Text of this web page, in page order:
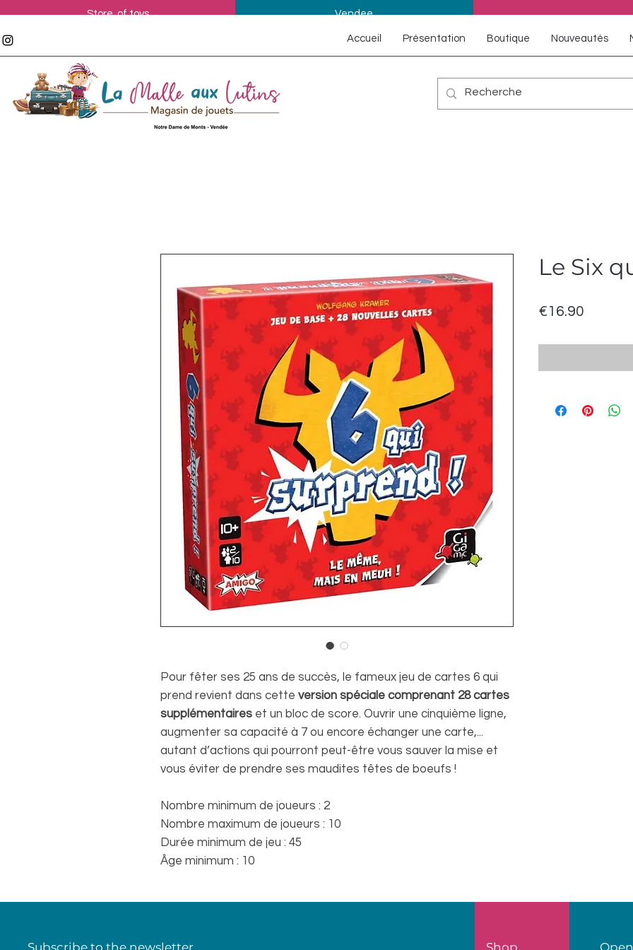
Store of toys Vendee
Accueil Présentation Boutique Nouveautés
Pour fêter ses 25 ans de succès, le fameux jeu de cartes 6 qui
prend revient dans cette version spéciale comprenant 28 cartes
supplémentaires et un bloc de score. Ouvrir une cinquième ligne,
augmenter sa capacité à 7 ou encore échanger une carte,...
autant d’actions qui pourront peut-être vous sauver la mise et
vous éviter de prendre ses maudites têtes de boeufs !
Nombre minimum de joueurs : 2
Nombre maximum de joueurs : 10
Durée minimum de jeu : 45
Âge minimum : 10
Le Six
€16.90
Subscribe to the newsletter Shop